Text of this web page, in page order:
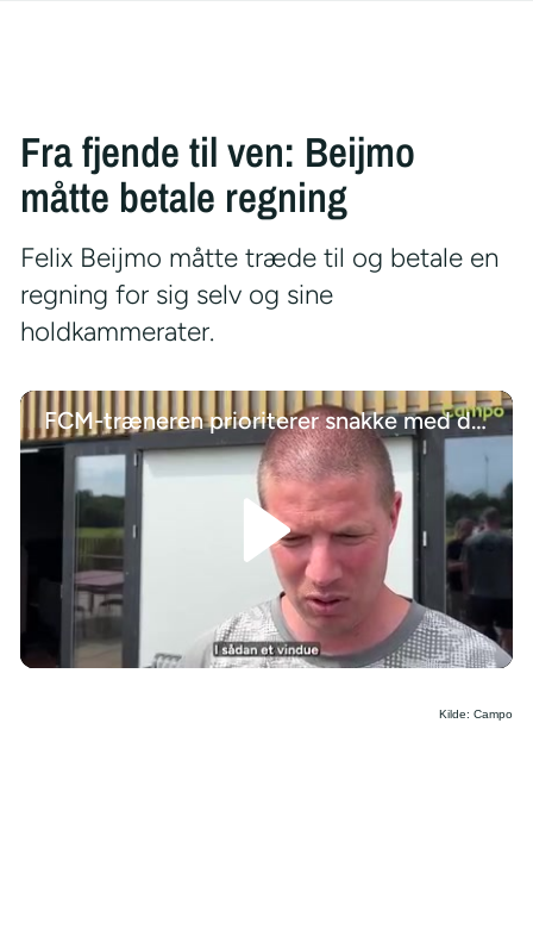
Fra fjende til ven: Beijmo
måtte betale regning
Felix Beijmo måtte træde til og betale en
regning for sig selv og sine
holdkammerater.
FCM-træneren prioriterer snakke med de unge talenter
/
Kilde: Campo